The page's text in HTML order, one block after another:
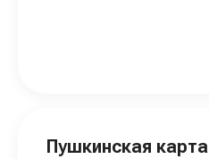
Пушкинская карта